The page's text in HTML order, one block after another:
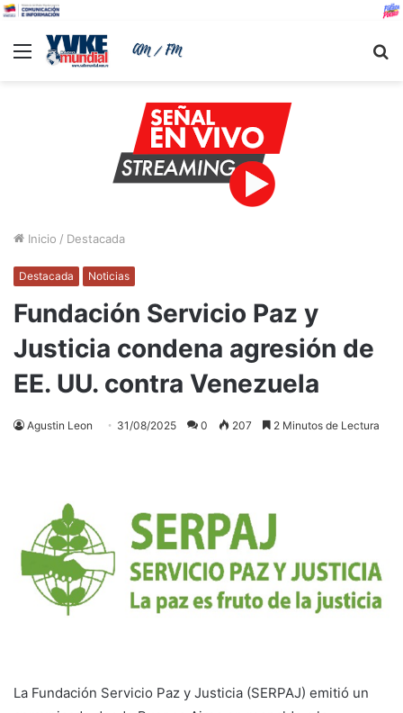
Menu
Inicio / Destacada
Destacada Noticias
Fundación Servicio Paz y
Justicia condena agresión de
EE. UU. contra Venezuela
Agustin Leon 31/08/2025 0 207 2 Minutos de Lectura
La Fundación Servicio Paz y Justicia (SERPAJ) emitió un